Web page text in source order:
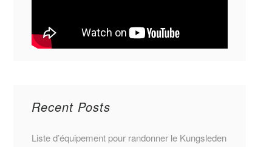
Recent Posts
Liste d’équipement pour randonner le Kungsleden